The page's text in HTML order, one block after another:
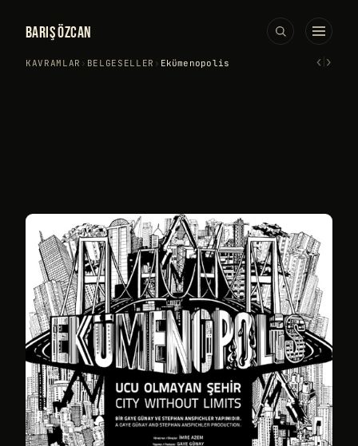
BARIŞ ÖZCAN
KAVRAMLAR › BELGESELLER › Ekümenopolis ‹›